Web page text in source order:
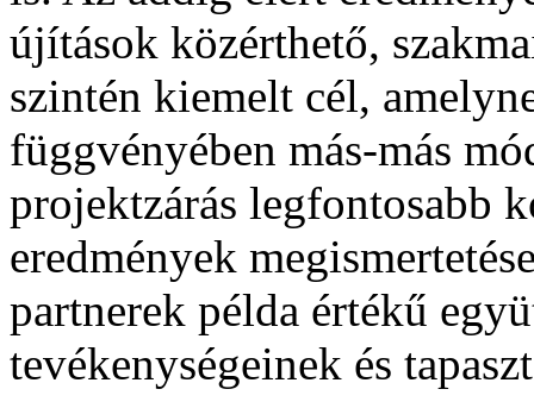
újítások közérthető,
szintén kiemelt cél,
függvényében más-más
projektzárás legfontosabb
eredmények
partnerek példa értékű
tevékenységeinek és